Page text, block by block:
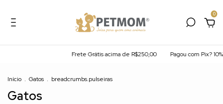
0
Frete Grátis acima de R$250,00 Pagou com Pix? 10% off na hora Frete
Início . Gatos . breadcrumbs.pulseiras
Gatos